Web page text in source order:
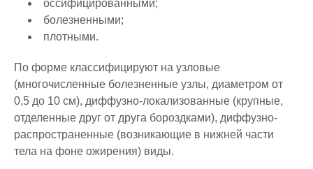
оссифицированными;
болезненными;
плотными.
По форме классифицируют на узловые
(многочисленные болезненные узлы, диаметром от
0,5 до 10 см), диффузно-локализованные (крупные,
отделенные друг от друга бороздками), диффузно-
распространенные (возникающие в нижней части
тела на фоне ожирения) виды.